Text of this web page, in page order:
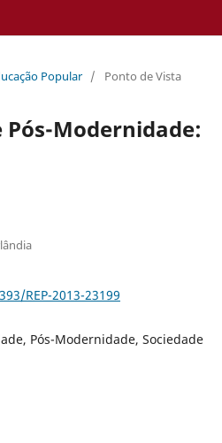
Popular / Ponto de Vista
Modernidade:
REP-2013-23199
Pós-Modernidade, Sociedade